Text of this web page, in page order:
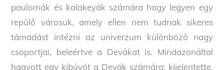
paulomák és kalakeyák számára hogy legyen egy
repülő városuk, amely ellen nem tudnak sikeres
támadást intézni az univerzum különböző nagy
csoportjai, beleértve a Devákat is. Mindazonáltal
hagyott egy kibúvót a Devák számára: kijelentette,